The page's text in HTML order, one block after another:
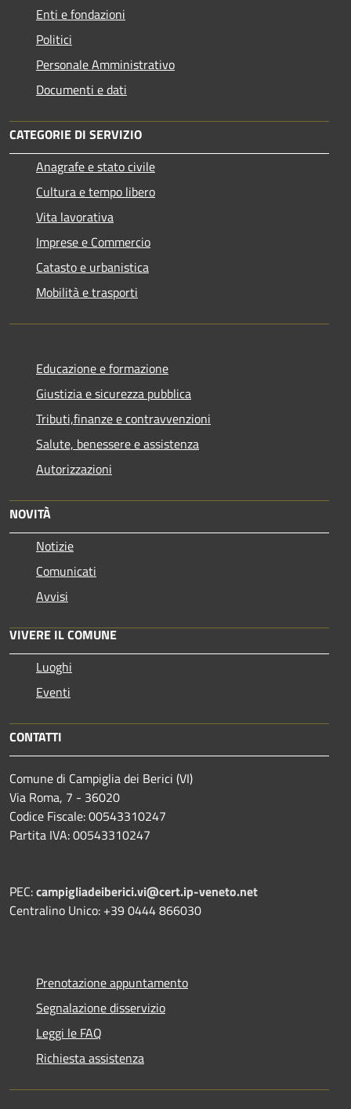
Enti e fondazioni
Politici
Personale Amministrativo
Documenti e dati
CATEGORIE DI SERVIZIO
Anagrafe e stato civile
Cultura e tempo libero
Vita lavorativa
Imprese e Commercio
Catasto e urbanistica
Mobilità e trasporti
Educazione e formazione
Giustizia e sicurezza pubblica
Tributi,finanze e contravvenzioni
Salute, benessere e assistenza
Autorizzazioni
NOVITÀ
Notizie
Comunicati
Avvisi
VIVERE IL COMUNE
Luoghi
Eventi
CONTATTI
Comune di Campiglia dei Berici (VI)
Via Roma, 7 - 36020
Codice Fiscale: 00543310247
Partita IVA: 00543310247
PEC:campigliadeiberici.vi@cert.ip-veneto.net
Centralino Unico: +39 0444 866030
Prenotazione appuntamento
Segnalazione disservizio
Leggi le FAQ
Richiesta assistenza